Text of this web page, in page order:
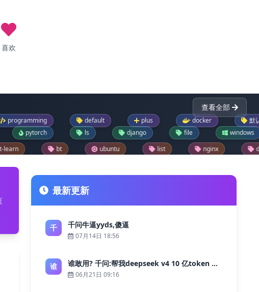
喜欢
查看全部
default plus docker 默认
ls django file windows
ubuntu list nginx
dictionary
flask
git
最新更新
千 千问牛逼yyds,傻逼
07月14日 18:56
谁 谁敢用? 千问:帮我deepseek v4 10 亿token 大约多少花费 ?
06月21日 09:16